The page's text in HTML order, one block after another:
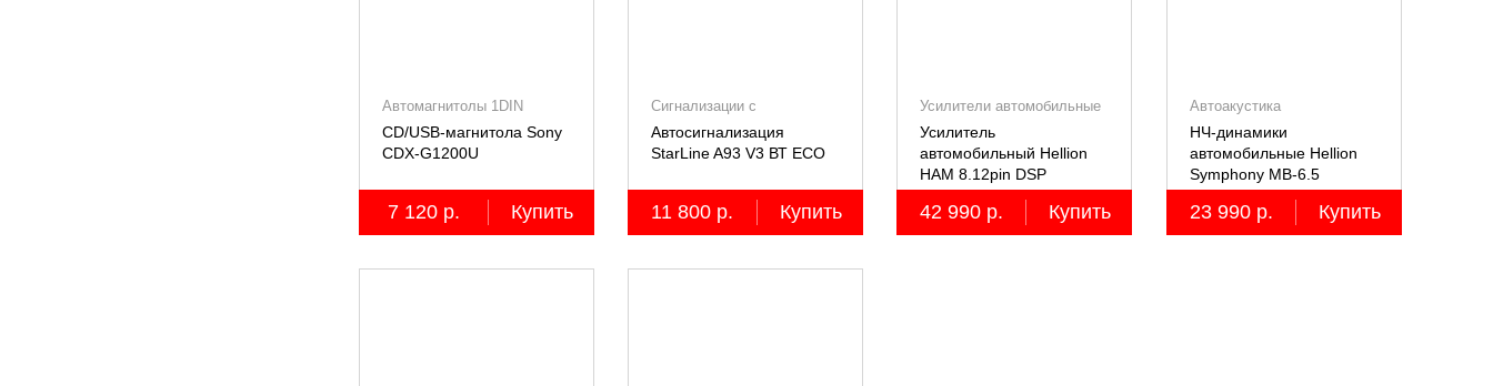
Автомагнитолы 1DIN
CD/USB-магнитола Sony
СDX-G1200U
7 120 р. Купить
Сигнализации с
автозапуском
Автосигнализация
StarLine A93 V3 ВТ ECO
11 800 р. Купить
Усилители автомобильные
Усилитель
автомобильный Hellion
HAM 8.12pin DSP
десятиканальный,
8x80+2х100Вт (4Ом),
встроенный 12
42 990 р. Купить
Автоакустика
НЧ-динамики
автомобильные Hellion
Symphony MB-6.5
23 990 р. Купить